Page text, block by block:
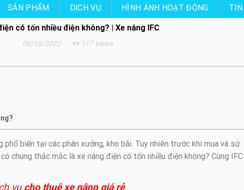
SẢN PHẨM DỊCH VỤ HÌNH ẢNH HOẠT ĐỘNG
06/10/2022 117 Views
có tốn nhiều điện không? | Xe nâng IFC
biến tại các phân xưởng, kho bãi. Tuy nhiên trước khi mua và sử
chung thắc mắc là xe nâng điện có tốn nhiều điện không? Cùng IFC
vụ cho thuê xe nâng giá rẻ